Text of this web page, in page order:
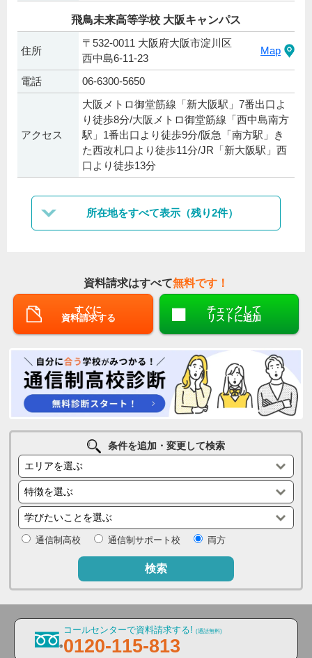
飛鳥未来高等学校 大阪キャンパス
住所
〒532-0011 大阪府大阪市淀川区
西中島6-11-23
Map
電話 06-6300-5650
アクセス
大阪メトロ御堂筋線「新大阪駅」7番出口よ
り徒歩8分/大阪メトロ御堂筋線「西中島南方
駅」1番出口より徒歩9分/阪急「南方駅」き
た西改札口より徒歩11分/JR「新大阪駅」西
口より徒歩13分
所在地をすべて表示（残り2件）
資料請求はすべて無料です！
すぐに
資料請求する
チェックして
リストに追加
条件を追加・変更して検索
通信制高校 通信制サポート校 両方
検索
コールセンターで資料請求する! (通話無料)
0120-115-813